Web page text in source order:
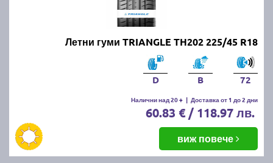
Летни гуми TRIANGLE TH202 225/45 R18
D B 72
Налични над 20 + | Доставка от 1 до 2 дни
60.83 € / 118.97 лв.
виж повече